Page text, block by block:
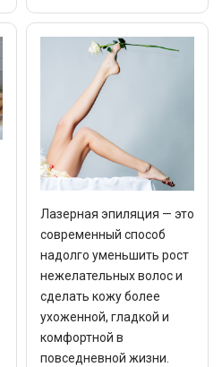
Лазерная эпиляция — это
современный способ
надолго уменьшить рост
нежелательных волос и
сделать кожу более
ухоженной, гладкой и
комфортной в
повседневной жизни.